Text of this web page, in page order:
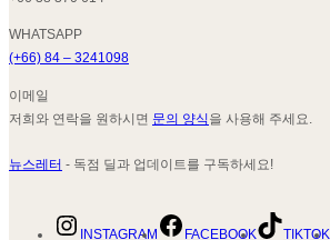
WHATSAPP
(+66) 84 – 3241098
이메일
저희와 연락을 원하시면 문의 양식을 사용해 주세요.
뉴스레터 - 독점 딜과 업데이트를 구독하세요!
INSTAGRAM FACEBOOK TIKTOK